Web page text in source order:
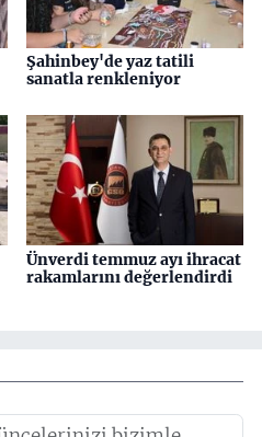
Şahinbey'de yaz tatili
sanatla renkleniyor
Ünverdi temmuz ayı ihracat
rakamlarını değerlendirdi